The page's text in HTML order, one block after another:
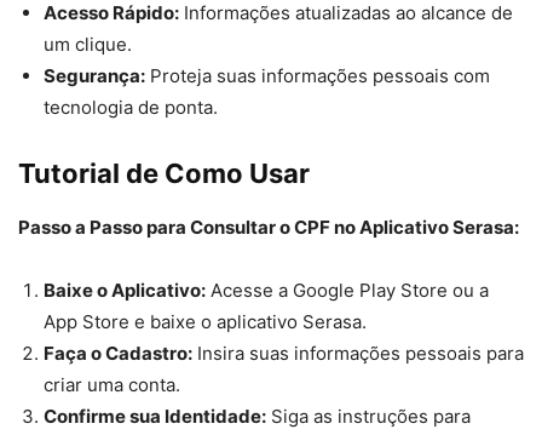
Acesso Rápido: Informações atualizadas ao alcance de
um clique.
Segurança: Proteja suas informações pessoais com
tecnologia de ponta.
Tutorial de Como Usar
Passo a Passo para Consultar o CPF no Aplicativo Serasa:
Baixe o Aplicativo: Acesse a Google Play Store ou a
App Store e baixe o aplicativo Serasa.
Faça o Cadastro: Insira suas informações pessoais para
criar uma conta.
Confirme sua Identidade: Siga as instruções para